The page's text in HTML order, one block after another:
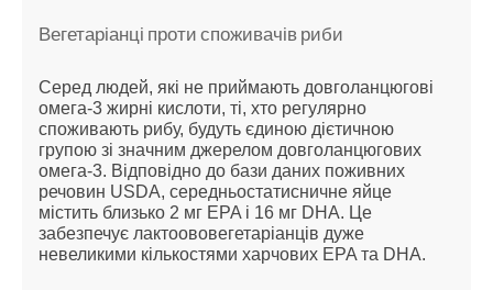
Вегетаріанці проти споживачів риби
Серед людей, які не приймають довголанцюгові
омега-3 жирні кислоти, ті, хто регулярно
споживають рибу, будуть єдиною дієтичною
групою зі значним джерелом довголанцюгових
омега-3. Відповідно до бази даних поживних
речовин USDA, середньостатисничне яйце
містить близько 2 мг EPA і 16 мг DHA. Це
забезпечує лактоововегетаріанців дуже
невеликими кількостями харчових EPA та DHA.